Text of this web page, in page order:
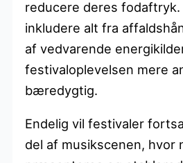
reducere deres fodaftryk.
inkludere alt fra
af vedvarende
festivaloplevelsen mere
bæredygtig.
Endelig vil festivaler
del af musikscenen, hvor